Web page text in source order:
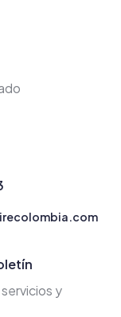
y